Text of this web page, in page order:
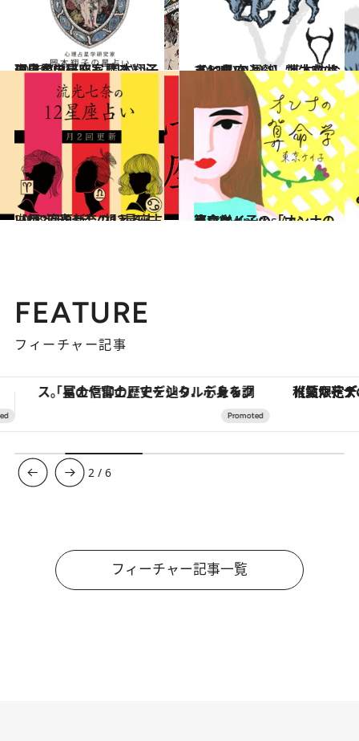
2026.7.31
《ほかの星座も見る》心理占星学研究家 岡本翔子の星占い
占い 2021.12.1
【12星座占い】牡牛座(おうし座)の運勢、基本性格まとめ
占い
2026.7.29
【月2回更新】“視える占い師”流光七奈の12星座占い
占い 11 Minutes Ago
東京ケイ子の「オンナの算命学」
占い
FEATURE
フィーチャー記事
【夏限定ディナーコース】旬を迎える稚鮎や花ズッキーニなどをイタリア・トスカーナの郷土料理の手法で満喫！
3 /6
フィーチャー記事一覧